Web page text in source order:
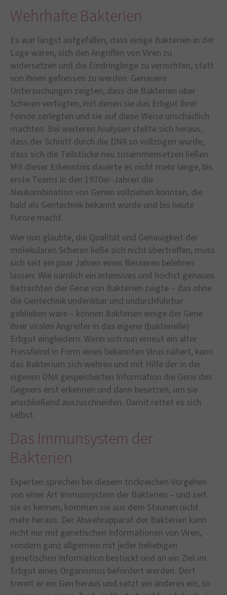
Wehrhafte Bakterien
Es war längst aufgefallen, dass einige Bakterien in der
Lage waren, sich den Angriffen von Viren zu
widersetzen und die Eindringlinge zu vernichten, statt
von ihnen gefressen zu werden. Genauere
Untersuchungen zeigten, dass die Bakterien über
Scheren verfügten, mit denen sie das Erbgut ihrer
Feinde zerlegten und sie auf diese Weise unschädlich
machten. Bei weiteren Analysen stellte sich heraus,
dass der Schnitt durch die DNA so vollzogen wurde,
dass sich die Teilstücke neu zusammensetzen ließen.
Mit dieser Erkenntnis dauerte es nicht mehr lange, bis
erste Teams in den 1970er-Jahren die
Neukombination von Genen vollziehen konnten, die
bald als Gentechnik bekannt wurde und bis heute
Furore macht.
Wer nun glaubte, die Qualität und Genauigkeit der
molekularen Scheren ließe sich nicht übertreffen, muss
sich seit ein paar Jahren eines Besseren belehren
lassen. Wie nämlich ein intensives und höchst genaues
Betrachten der Gene von Bakterien zeigte – das ohne
die Gentechnik undenkbar und undurchführbar
geblieben wäre – können Bakterien einige der Gene
ihrer viralen Angreifer in das eigene (bakterielle)
Erbgut eingliedern. Wenn sich nun erneut ein alter
Fressfeind in Form eines bekannten Virus nähert, kann
das Bakterium sich wehren und mit Hilfe der in der
eigenen DNA gespeicherten Information die Gene des
Gegners erst erkennen und dann besetzen, um sie
anschließend auszuschneiden. Damit rettet es sich
selbst.
Das Immunsystem der
Bakterien
Experten sprechen bei diesem trickreichen Vorgehen
von einer Art Immunsystem der Bakterien – und seit
sie es kennen, kommen sie aus dem Staunen nicht
mehr heraus. Der Abwehrapparat der Bakterien kann
nicht nur mit genetischen Informationen von Viren,
sondern ganz allgemein mit jeder beliebigen
genetischen Information bestückt und an ein Ziel im
Erbgut eines Organismus befördert werden. Dort
trennt er ein Gen heraus und setzt ein anderes ein, so